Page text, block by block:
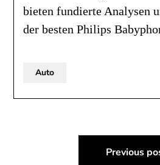
bieten fundierte Analysen
der besten Philips
Auto
Previous